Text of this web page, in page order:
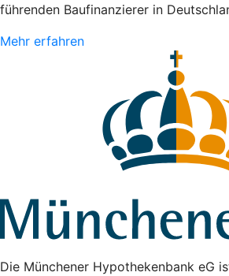
führenden Baufinanzierer in
Mehr erfahren
Die Münchener Hypothekenbank eG